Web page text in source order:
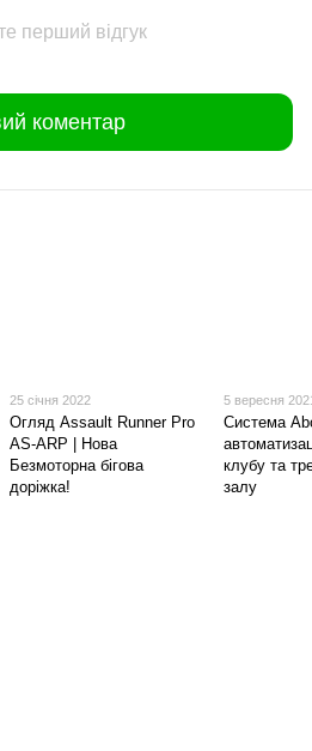
перший відгук
коментар
25 січня 2022
Огляд Assault Runner Pro
AS-ARP | Нова
Безмоторна бігова
доріжка!
5 вересня
Система
клубу та
залу